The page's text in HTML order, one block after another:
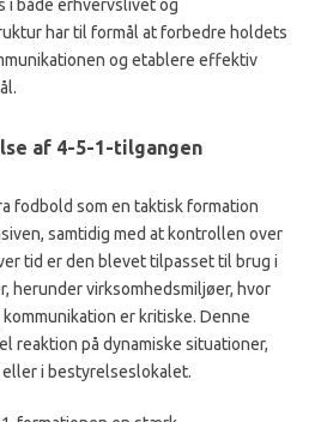
i både erhvervslivet og
har til formål at forbedre holdets
og etablere effektiv
af 4-5-1-tilgangen
fodbold som en taktisk formation
samtidig med at kontrollen over
tid er den blevet tilpasset til brug i
herunder virksomhedsmiljøer, hvor
er kritiske. Denne
reaktion på dynamiske situationer,
i bestyrelseslokalet.